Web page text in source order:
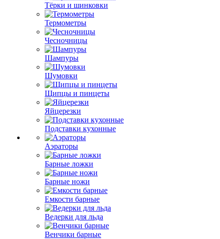
Тёрки и шинковки
Термометры
Чесночницы
Шампуры
Шумовки
Щипцы и пинцеты
Яйцерезки
Подставки кухонные
Аэраторы
Барные ложки
Барные ножи
Емкости барные
Ведерки для льда
Венчики барные